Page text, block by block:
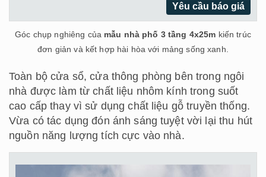
Yêu cầu báo giá
Góc chụp nghiêng của mẫu nhà phố 3 tầng 4x25m kiến trúc
đơn giản và kết hợp hài hòa với mảng sống xanh.
Toàn bộ cửa sổ, cửa thông phòng bên trong ngôi
nhà được làm từ chất liệu nhôm kính trong suốt
cao cấp thay vì sử dụng chất liệu gỗ truyền thống.
Vừa có tác dụng đón ánh sáng tuyệt vời lại thu hút
nguồn năng lượng tích cực vào nhà.